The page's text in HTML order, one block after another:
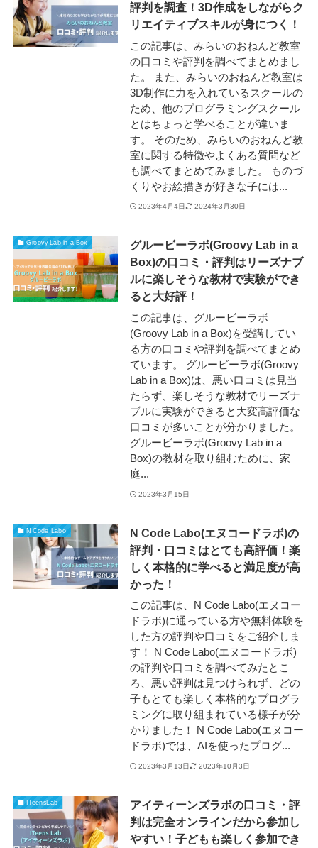
評判を調査！3D作成をしながらク
リエイティブスキルが身につく！
この記事は、みらいのおねんど教室
の口コミや評判を調べてまとめまし
た。 また、みらいのおねんど教室は
3D制作に力を入れているスクールの
ため、他のプログラミングスクール
とはちょっと学べることが違いま
す。 そのため、みらいのおねんど教
室に関する特徴やよくある質問など
も調べてまとめてみました。 ものづ
くりやお絵描きが好きな子には...
2023年4月4日 2024年3月30日
Groovy Lab in a Box
グルービーラボ(Groovy Lab in a
Box)の口コミ・評判はリーズナブ
ルに楽しそうな教材で実験ができ
ると大好評！
この記事は、グルービーラボ
(Groovy Lab in a Box)を受講してい
る方の口コミや評判を調べてまとめ
ています。 グルービーラボ(Groovy
Lab in a Box)は、悪い口コミは見当
たらず、楽しそうな教材でリーズナ
ブルに実験ができると大変高評価な
口コミが多いことが分かりました。
グルービーラボ(Groovy Lab in a
Box)の教材を取り組むために、家
庭...
2023年3月15日
N Code Labo
N Code Labo(エヌコードラボ)の
評判・口コミはとても高評価！楽
しく本格的に学べると満足度が高
かった！
この記事は、N Code Labo(エヌコー
ドラボ)に通っている方や無料体験を
した方の評判や口コミをご紹介しま
す！ N Code Labo(エヌコードラボ)
の評判や口コミを調べてみたとこ
ろ、悪い評判は見つけられず、どの
子もとても楽しく本格的なプログラ
ミングに取り組まれている様子が分
かりました！ N Code Labo(エヌコー
ドラボ)では、AIを使ったプログ...
2023年3月13日 2023年10月3日
ITeensLab
アイティーンズラボの口コミ・評
判は完全オンラインだから参加し
やすい！子どもも楽しく参加でき